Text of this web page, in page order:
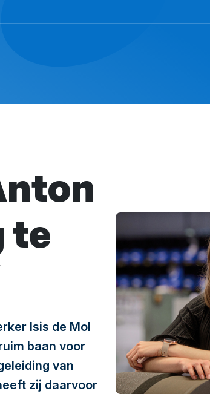
te
Isis de Mol
baan voor
van
zij daarvoor